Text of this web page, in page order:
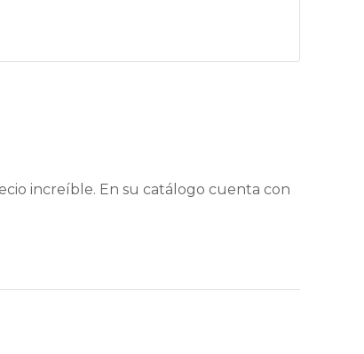
increíble. En su catálogo cuenta con